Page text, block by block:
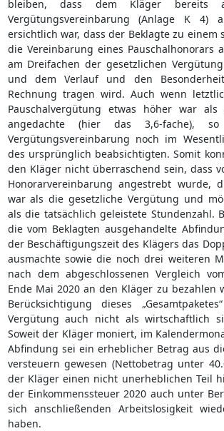
bleiben, dass dem Kläger bereits
Vergütungsvereinbarung (Anlage K
ersichtlich war, dass der Beklagte zu einem
die Vereinbarung eines Pauschalhonorars
am Dreifachen der gesetzlichen
und dem Verlauf und den
Rechnung tragen wird. Auch wenn
Pauschalvergütung etwas höher war
angedachte (hier das 3,6-fache),
Vergütungsvereinbarung noch im
des ursprünglich beabsichtigten. Somit
den Kläger nicht überraschend sein, dass
Honorarvereinbarung angestrebt wurde,
war als die gesetzliche Vergütung und
als die tatsächlich geleistete Stundenzahl.
die vom Beklagten ausgehandelte
der Beschäftigungszeit des Klägers das
ausmachte sowie die noch drei weiteren
nach dem abgeschlossenen Vergleich
Ende Mai 2020 an den Kläger zu bezahlen
Berücksichtigung dieses
Vergütung auch nicht als wirtschaftlich
Soweit der Kläger moniert, im
Abfindung sei ein erheblicher Betrag aus
versteuern gewesen (Nettobetrag unter
der Kläger einen nicht unerheblichen Teil
der Einkommenssteuer 2020 auch unter
sich anschließenden Arbeitslosigkeit
haben.